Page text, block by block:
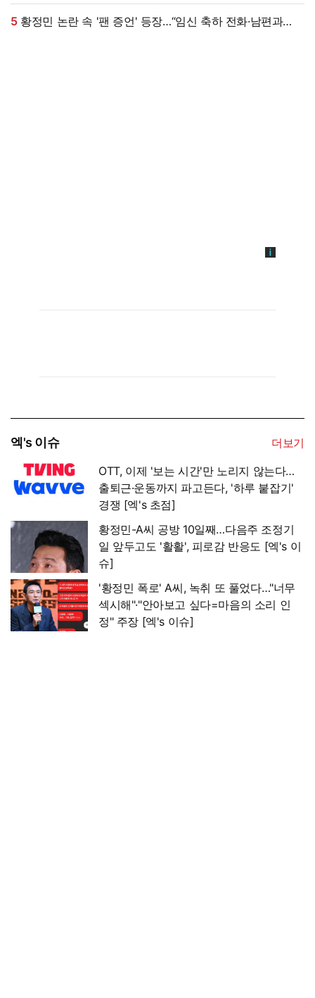
엄마가 알아봐" (원마이크)
5황정민 논란 속 '팬 증언' 등장…“임신 축하 전화·남편과
엑's 이슈
더보기
OTT, 이제 '보는 시간'만 노리지 않는다…
출퇴근·운동까지 파고든다, '하루 붙잡기'
경쟁 [엑's 초점]
황정민-A씨 공방 10일째…다음주 조정기
일 앞두고도 '활활', 피로감 반응도 [엑's 이
슈]
'황정민 폭로' A씨, 녹취 또 풀었다…"너무
섹시해"·"안아보고 싶다=마음의 소리 인
정" 주장 [엑's 이슈]